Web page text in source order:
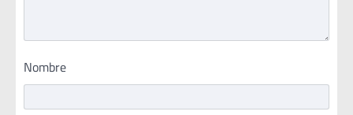
Nombre